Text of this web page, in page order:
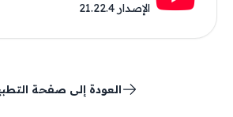
الإصدار 21.22.4
العودة إلى صفحة